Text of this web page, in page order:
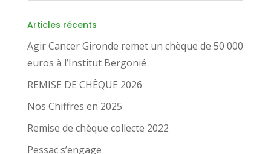
Articles récents
Agir Cancer Gironde remet un chèque de 50 000
euros à l’Institut Bergonié
REMISE DE CHÈQUE 2026
Nos Chiffres en 2025
Remise de chèque collecte 2022
Pessac s’engage